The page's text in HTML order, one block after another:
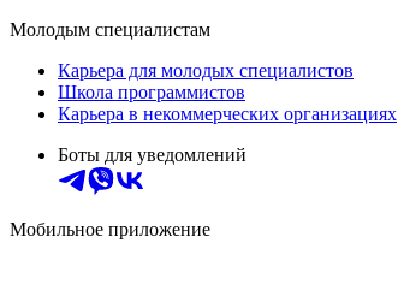
Молодым специалистам
Карьера для молодых специалистов
Школа программистов
Карьера в некоммерческих организациях
Боты для уведомлений
Мобильное приложение